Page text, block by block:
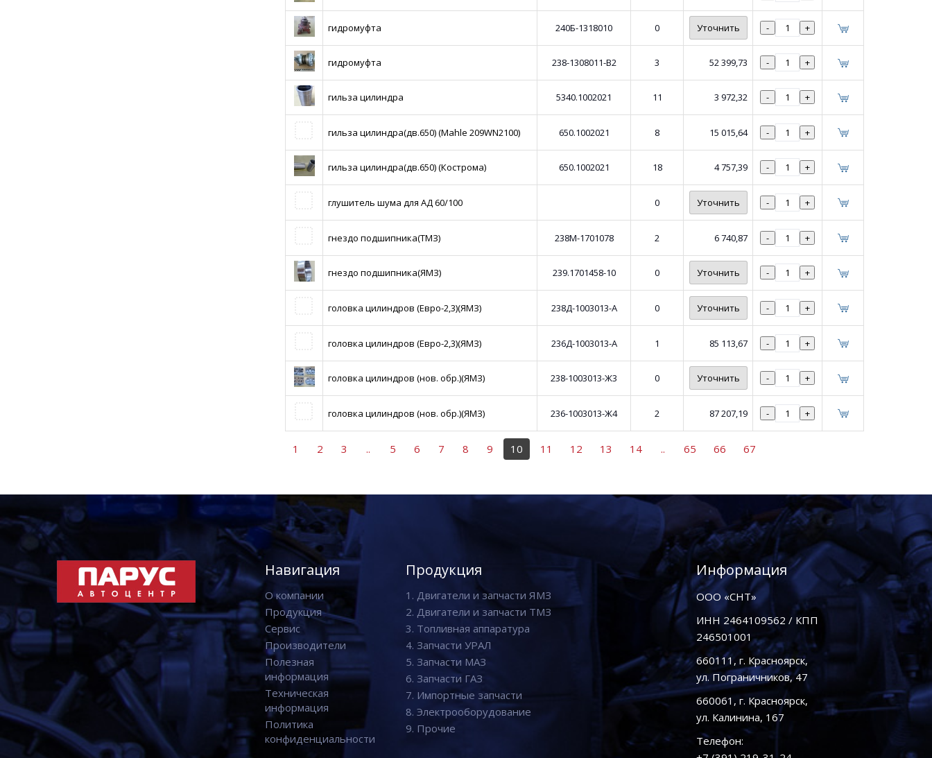
гидромуфта 240Б-1318010 0 Уточнить - +
гидромуфта 238-1308011-В2 3 52 399,73 - +
гильза цилиндра 5340.1002021 11 3 972,32 - +
гильза цилиндра(дв.650) (Mahle 209WN2100) 650.1002021 8 15 015,64 - +
гильза цилиндра(дв.650) (Кострома) 650.1002021 18 4 757,39 - +
глушитель шума для АД 60/100 0 Уточнить - +
гнездо подшипника(ТМЗ) 238М-1701078 2 6 740,87 - +
гнездо подшипника(ЯМЗ) 239.1701458-10 0 Уточнить - +
головка цилиндров (Евро-2,3)(ЯМЗ) 238Д-1003013-А 0 Уточнить - +
головка цилиндров (Евро-2,3)(ЯМЗ) 236Д-1003013-А 1 85 113,67 - +
головка цилиндров (нов. обр.)(ЯМЗ) 238-1003013-Ж3 0 Уточнить - +
головка цилиндров (нов. обр.)(ЯМЗ) 236-1003013-Ж4 2 87 207,19 - +
1 2 3 .. 5 6 7 8 9 10 11 12 13 14 .. 65 66 67
Навигация
О компании
Продукция
Сервис
Производители
Полезная
информация
Техническая
информация
Политика
конфиденциальности
Продукция
1. Двигатели и запчасти ЯМЗ
2. Двигатели и запчасти ТМЗ
3. Топливная аппаратура
4. Запчасти УРАЛ
5. Запчасти МАЗ
6. Запчасти ГАЗ
7. Импортные запчасти
8. Электрооборудование
9. Прочие
Информация
ООО «СНТ»
ИНН 2464109562 / КПП
246501001
660111, г. Красноярск,
ул. Пограничников, 47
660061, г. Красноярск,
ул. Калинина, 167
Телефон: